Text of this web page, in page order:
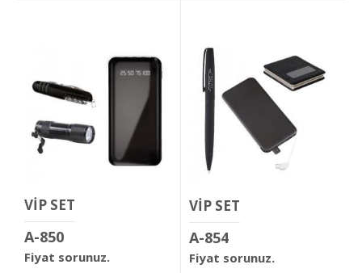
VİP SET
A-850
Fiyat sorunuz.
VİP SET
A-854
Fiyat sorunuz.